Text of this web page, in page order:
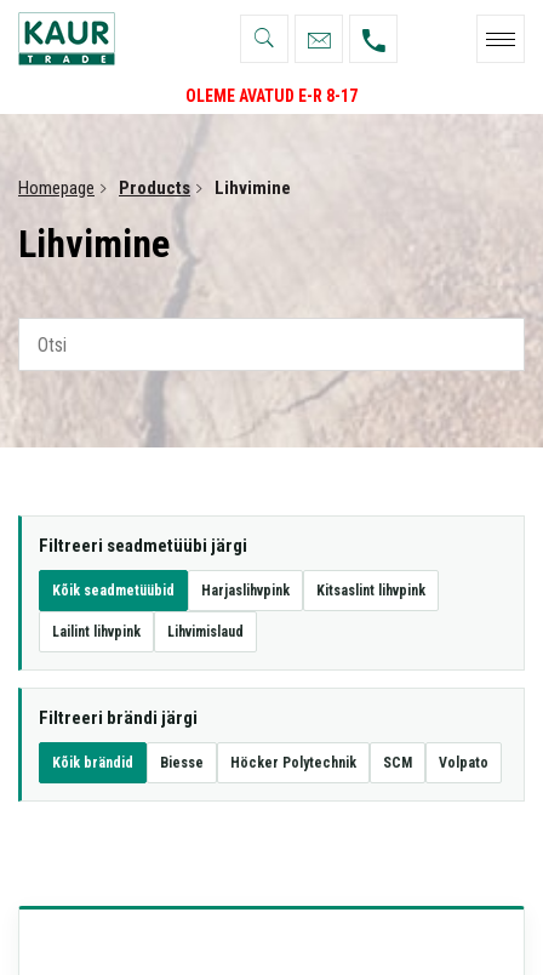
OLEME AVATUD E-R 8-17
Homepage Products Lihvimine
Lihvimine
Filtreeri seadmetüübi järgi
Kõik seadmetüübid Harjaslihvpink Kitsaslint lihvpink
Lailint lihvpink Lihvimislaud
Filtreeri brändi järgi
Kõik brändid Biesse Höcker Polytechnik SCM Volpato